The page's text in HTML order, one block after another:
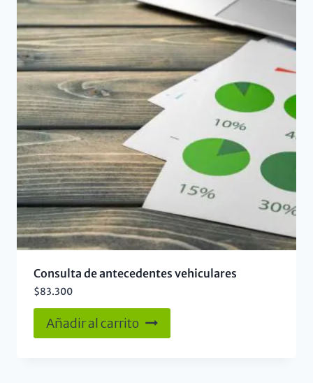
Consulta de antecedentes vehiculares
$83.300
Añadir al carrito